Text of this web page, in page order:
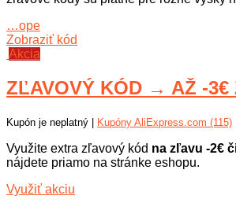
…ope
Zobraziť kód
Akcia
ZĽAVOVÝ KÓD → AŽ -
Kupón je neplatný | Kupóny AliExpress.com (115)
Využite extra zľavový kód na zľavu -2€
nájdete priamo na stránke eshopu.
Využiť akciu